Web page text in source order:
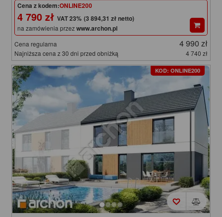
Cena z kodem:ONLINE200
4 790 zł (3 894,31 zł netto)
na zamówienia przezwww.archon.pl
Cena regularna 4 990 zł
Najniższa cena z 30 dni przed obniżką 4 740 zł
KOD: ONLINE200